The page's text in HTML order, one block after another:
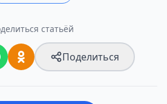
статьёй
Поделиться